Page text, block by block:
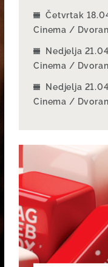
Četvrtak
Cinema /
Nedjelja
Cinema /
Nedjelja
Cinema /